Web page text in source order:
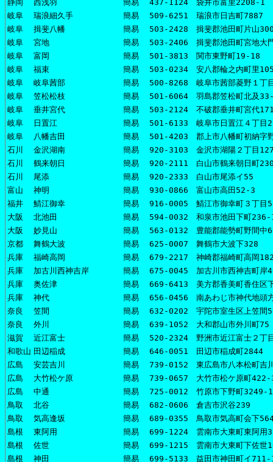
静岡
西浅羽 簡易
437-1124 袋井市富里2208-1
岐阜
瑞浪細久手 簡易
509-6251 瑞浪市日吉町7887
岐阜
揖斐八幡 簡易
503-2428 揖斐郡池田町片山
岐阜
宮地 簡易
503-2406 揖斐郡池田町宮地大
岐阜
富岡 簡易
501-3813 関市東野町19-18
岐阜
福束 簡易
503-0234 安八郡輪之内町里
岐阜
岐阜茜部 簡易
500-8268 岐阜市茜部菱野１丁
岐阜
笠松松枝 簡易
501-6064 羽島郡笠松町北及
岐阜
垂井宮代 簡易
503-2124 不破郡垂井町宮代
岐阜
日置江 簡易
501-6133 岐阜市日置江４丁目
岐阜
八幡吉田 簡易
501-4203 郡上市八幡町初納字
石川
金沢湖南 簡易
920-3103 金沢市湖陽２丁目
石川
鶴来朝日 簡易
920-2111 白山市鶴来朝日町
石川
尾添 簡易
920-2333 白山市尾添イ55
富山
神明 簡易
930-0866 富山市高田52-3
福井
鯖江御幸 簡易
916-0005 鯖江市御幸町３丁目
大阪
北池田 簡易
594-0032 和泉市池田下町236-
大阪
妙見山 簡易
563-0132 豊能郡能勢町野間中
京都
舞鶴大波 簡易
625-0007 舞鶴市大波下328
兵庫
福崎高岡 簡易
679-2217 神崎郡福崎町高岡
兵庫
加古川西神吉岸 簡易
675-0045 加古川市西神吉町岸
兵庫
奥佐津 簡易
669-6413 美方郡香美町香住区
兵庫
神代 簡易
656-0456 南あわじ市神代地頭
奈良
笠間 簡易
632-0202 宇陀市室生区上笠間
奈良
外川 簡易
639-1052 大和郡山市外川町75
滋賀
近江富士 簡易
520-2324 野洲市近江富士２丁
和歌山 田辺稲成 簡易
646-0051 田辺市稲成町2844
広島
安芸吉川 簡易
739-0152 東広島市八本松町吉
広島
大竹松ケ原 簡易
739-0657 大竹市松ケ原町422-
広島
中通 簡易
725-0012 竹原市下野町3249-
鳥取
北谷 簡易
682-0606 倉吉市沢谷239
鳥取
気高逢坂 簡易
689-0355 鳥取市気高町会下
島根
東阿用 簡易
699-1224 雲南市大東町東阿用
島根
佐世 簡易
699-1215 雲南市大東町下佐世
島根
神田 簡易 699-5133 益田市神田町イ711-